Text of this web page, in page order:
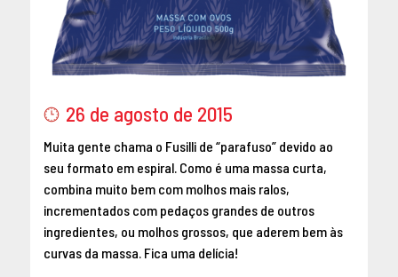
26 de agosto de 2015
Muita gente chama o Fusilli de “parafuso” devido ao
seu formato em espiral. Como é uma massa curta,
combina muito bem com molhos mais ralos,
incrementados com pedaços grandes de outros
ingredientes, ou molhos grossos, que aderem bem às
curvas da massa. Fica uma delícia!